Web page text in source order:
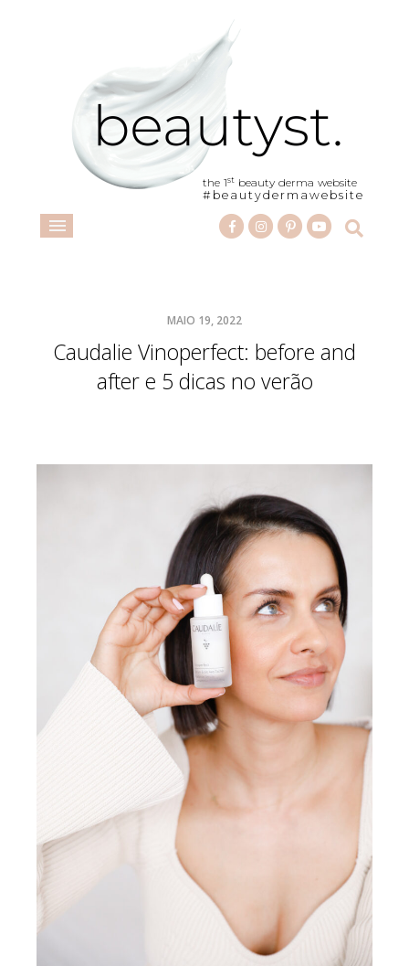
the 1st beauty derma website
#beautydermawebsite
MAIO 19, 2022
Caudalie Vinoperfect: before and
after e 5 dicas no verão